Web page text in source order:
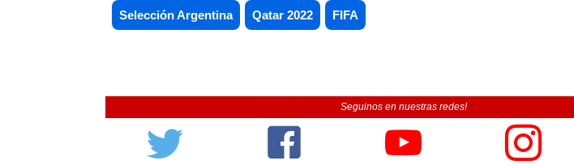
Selección Argentina Qatar 2022 FIFA
Seguinos en nuestras redes!